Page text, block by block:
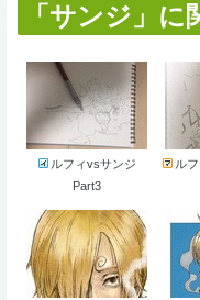
「サンジ」
ルフィvsサンジ
Part3
ル